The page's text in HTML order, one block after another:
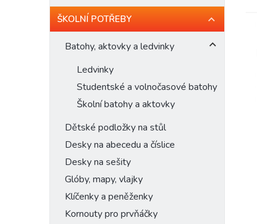
ŠKOLNÍ POTŘEBY
Batohy, aktovky a ledvinky
Ledvinky
Studentské a volnočasové batohy
Školní batohy a aktovky
Dětské podložky na stůl
Desky na abecedu a číslice
Desky na sešity
Glóby, mapy, vlajky
Klíčenky a peněženky
Kornouty pro prvňáčky